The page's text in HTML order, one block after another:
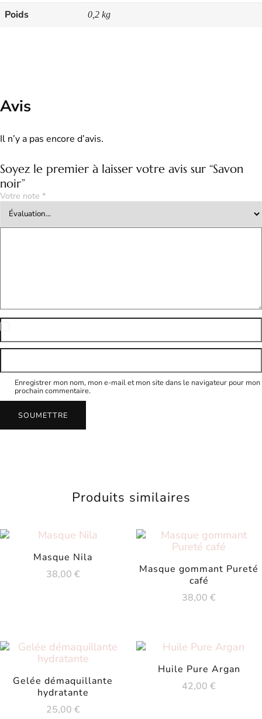
Poids 0,2 kg
Avis
Il n’y a pas encore d’avis.
Soyez le premier à laisser votre avis sur “Savon
noir”
Votre note *
Enregistrer mon nom, mon e-mail et mon site dans le navigateur pour mon
prochain commentaire.
Produits similaires
Masque Nila
38,00 €
Masque gommant Pureté
café
38,00€
Gelée démaquillante
hydratante
25,00 €
Huile Pure Argan
42,00€